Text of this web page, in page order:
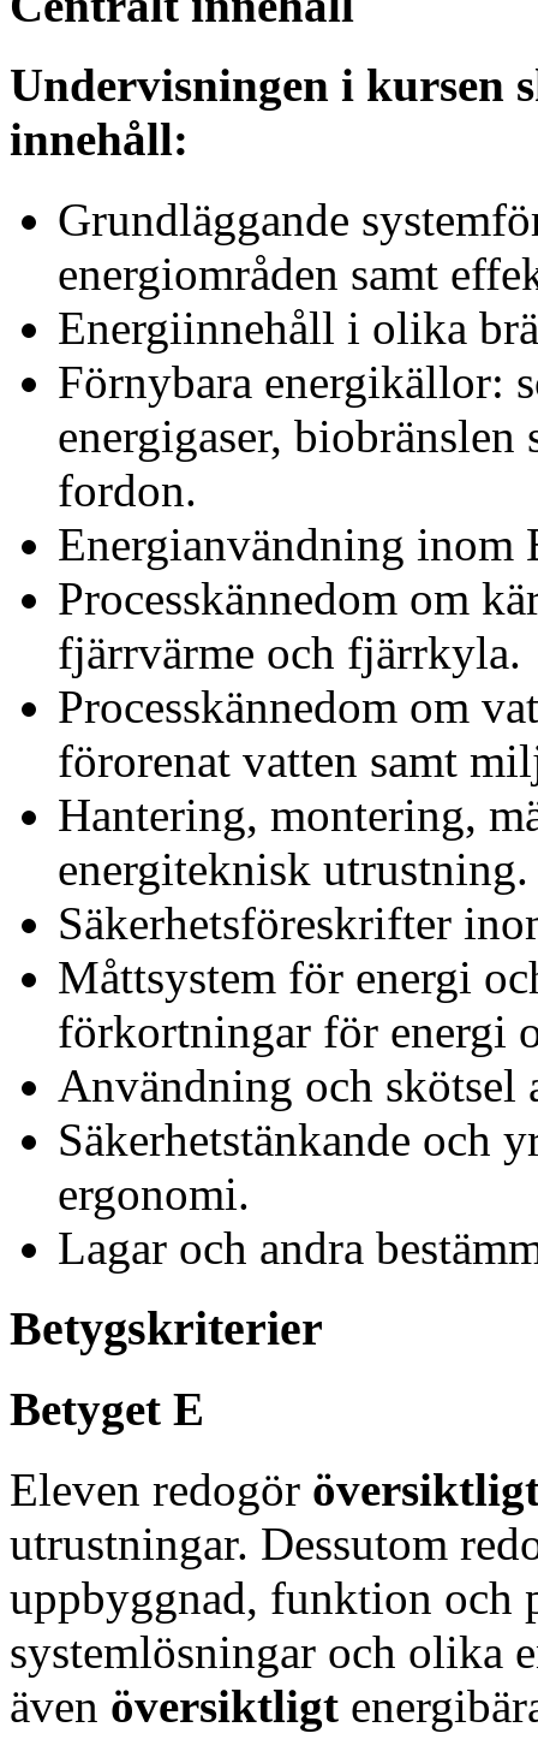
Undervisningen i kursen
innehåll:
Grundläggande
energiområden samt
Energiinnehåll i olika
Förnybara energikällor:
energigaser,
fordon.
Energianvändning inom
Processkännedom om
fjärrvärme och fjärrkyla.
Processkännedom om
förorenat vatten samt
Hantering, montering,
energiteknisk utrustning.
Säkerhetsföreskrifter
Måttsystem för energi
förkortningar för energi
Användning och
Säkerhetstänkande och
ergonomi.
Lagar och andra
Betygskriterier
Betyget E
Eleven redogör
utrustningar. Dessutom
uppbyggnad, funktion och
systemlösningar och olika
även översiktligt